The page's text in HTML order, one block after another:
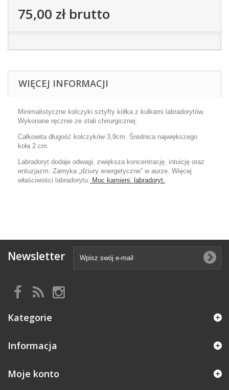
75,00 złbrutto
WIĘCEJ INFORMACJI
Minimalistyczne kolczyki sztyfty kółka z kulkami labradorytów.
Wykonane ręcznie ze stali chirurgicznej.
Całkowita długość kolczyków 3,9cm. Średnica największego
koła 2 cm.
Labradoryt dodaje odwagi, zwiększa koncentrację, intuicję oraz
entuzjazm. Zamyka „dziury energetyczne” w aurze. Więcej
właściwości labradorytu: Moc kamieni: labradoryt.
Newsletter
Kategorie
Informacja
Moje konto